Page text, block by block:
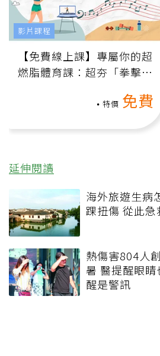
【免費線上課】專屬你的超
燃脂體育課：超夯「拳擊有
特價 免費
影片課程
延伸閱讀
海外旅遊生病
踝扭傷 從此急
熱傷害804人
暑 醫提醒眼
醒是警訊